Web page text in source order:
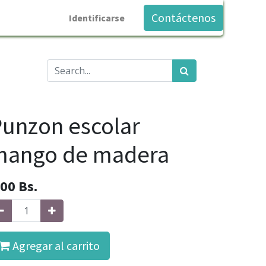
Identificarse Contáctenos
escolar
de madera
Bs.
Agregar al carrito